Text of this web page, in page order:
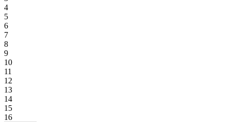
4
5
6
7
8
9
10
11
12
13
14
15
16